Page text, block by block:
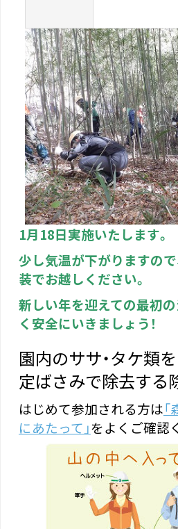
1月18日実施いたします。
少し気温が下がりますの
装でお越しください。
新しい年を迎えての最初の
く安全にいきましょう！
園内のササ・タケ類
定ばさみで除去する
はじめて参加される方は
にあたって」をよくご確認